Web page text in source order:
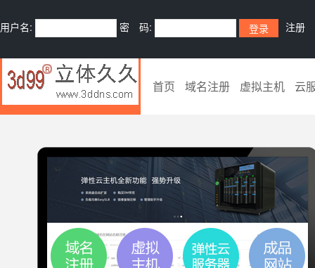
用户名: 密 码: 注册
首页 域名注册 虚拟主机 云